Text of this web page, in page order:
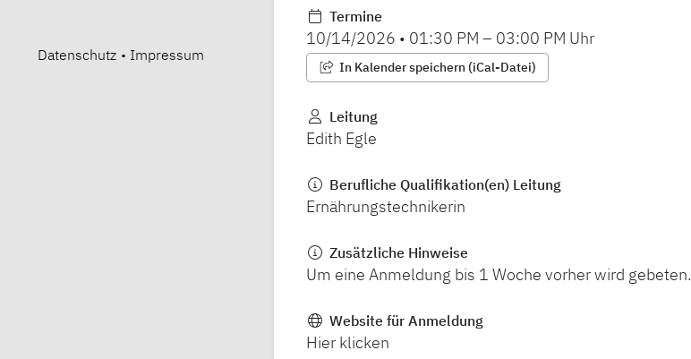
Datenschutz • Impressum
Termine
10/14/2026 • 01:30 PM – 03:00 PM Uhr
In Kalender speichern (iCal-Datei)
Leitung
Edith Egle
Berufliche Qualifikation(en) Leitung
Ernährungstechnikerin
Zusätzliche Hinweise
Um eine Anmeldung bis 1 Woche vorher wird gebeten.
Website für Anmeldung
Hier klicken